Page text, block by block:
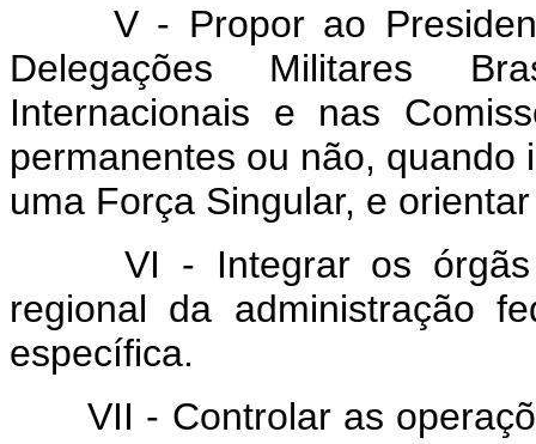
V - Propor ao
Delegações Militares
Internacionais e nas
permanentes ou não,
uma Força Singular, e
VI - Integrar os órgãs
regional da administração
específica.
VII - Controlar as